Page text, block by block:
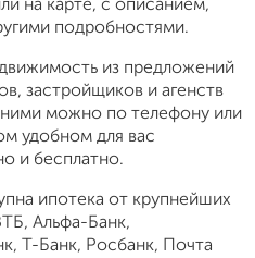
на карте, с описанием,
подробностями.
из предложений
застройщиков и агенств
можно по телефону или
удобном для вас
и бесплатно.
ипотека от крупнейших
Альфа-Банк,
Т-Банк, Росбанк, Почта